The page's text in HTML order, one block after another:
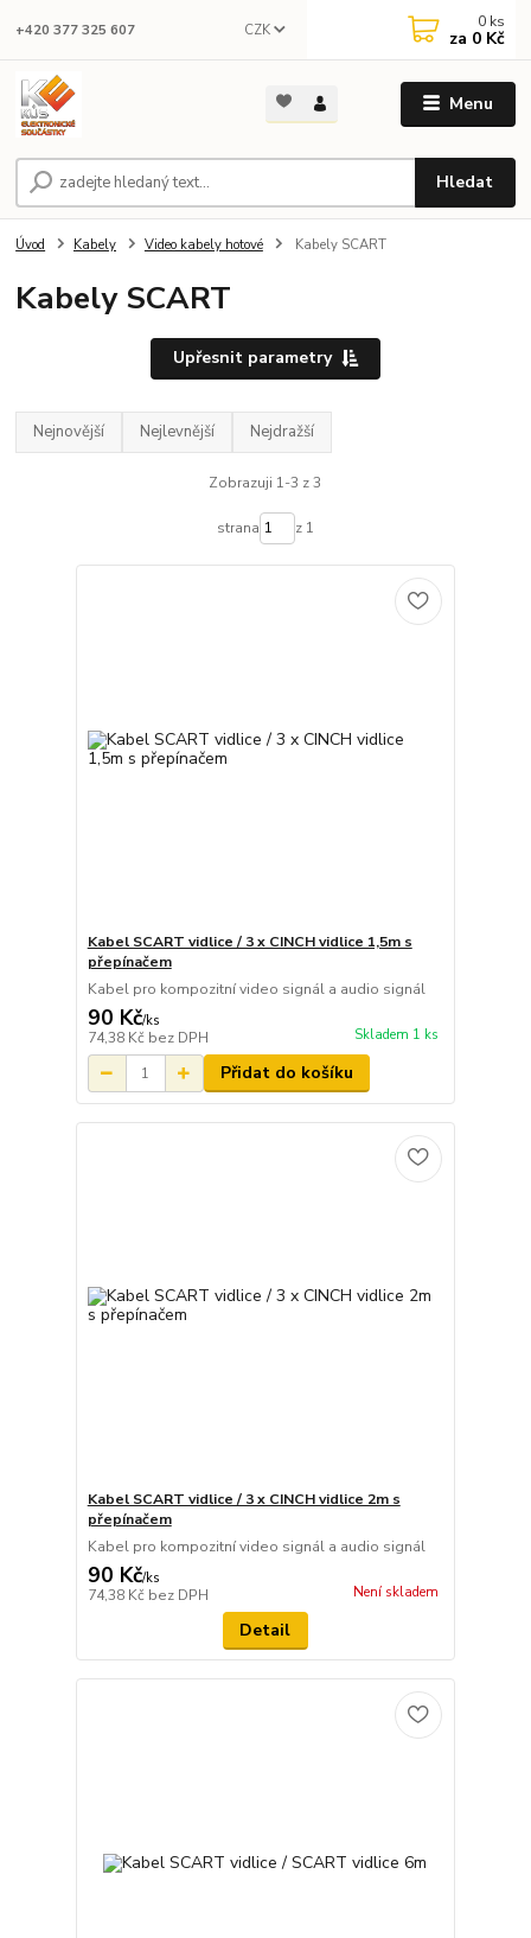
Menu
CZK
Hledat
+420 377 325 607 0 ks
za 0 Kč
Úvod Kabely Video kabely hotové Kabely SCART
Kabely SCART
Upřesnit parametry
Nejnovější Nejlevnější Nejdražší
Zobrazuji 1-3 z 3
strana z 1
Kabel SCART vidlice / 3 x CINCH vidlice 1,5m s
přepínačem
Kabel pro kompozitní video signál a audio signál
90 Kč/ks
74,38 Kč bez DPH Skladem 1 ks
Přidat do košíku
Kabel SCART vidlice / 3 x CINCH vidlice 2m s
přepínačem
Kabel pro kompozitní video signál a audio signál
90 Kč/ks
74,38 Kč bez DPH Není skladem
Detail